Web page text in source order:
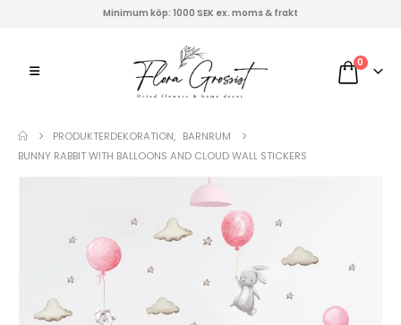
Minimum köp: 1000 SEK ex. moms & frakt
0
PRODUKTERDEKORATION, BARNRUM
BUNNY RABBIT WITH BALLOONS AND CLOUD WALL STICKERS